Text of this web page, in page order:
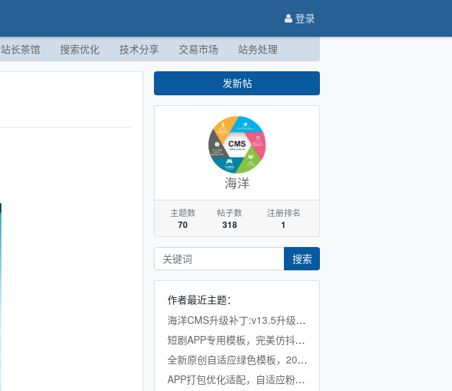
登录
站长茶馆 搜索优化 技术分享 交易市场 站务处理
发新帖
海洋
主题数
70
帖子数
318
注册排名
1
搜索
作者最近主题：
海洋CMS升级补丁:v13.5升级至v13.6
短剧APP专用模板，完美仿抖音竖屏短剧模板，滑动上下集，点赞收藏
全新原创自适应绿色模板，200K超小体积，加强版播放记录、搜索历史模块
APP打包优化适配，自适应粉色模板，小体积秒加载，模拟app动画效果，适合X